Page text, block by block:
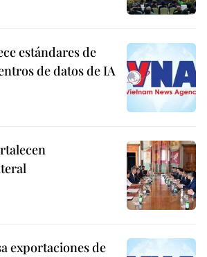
estándares de
de datos de IA
exportaciones de